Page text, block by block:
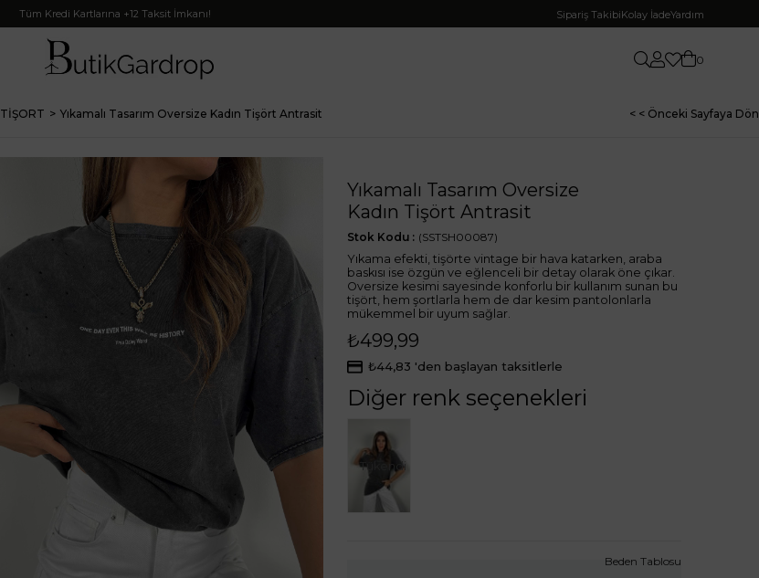
Tüm Kredi Kartlarına +12 Taksit İmkanı! Sipariş TakibiKolay İadeYardım
0
TİŞORT Yıkamalı Tasarım Oversize Kadın Tişört Antrasit < < Önceki Sayfaya Dön
Yıkamalı Tasarım Oversize
Kadın Tişört Antrasit
(SSTSH00087)
Stok Kodu
Yıkama efekti, tişörte vintage bir hava katarken, araba
baskısı ise özgün ve eğlenceli bir detay olarak öne çıkar.
Oversize kesimi sayesinde konforlu bir kullanım sunan bu
tişört, hem şortlarla hem de dar kesim pantolonlarla
mükemmel bir uyum sağlar.
₺499,99
₺44,83 'den başlayan taksitlerle
Diğer renk seçenekleri
Tükendi
Beden Tablosu